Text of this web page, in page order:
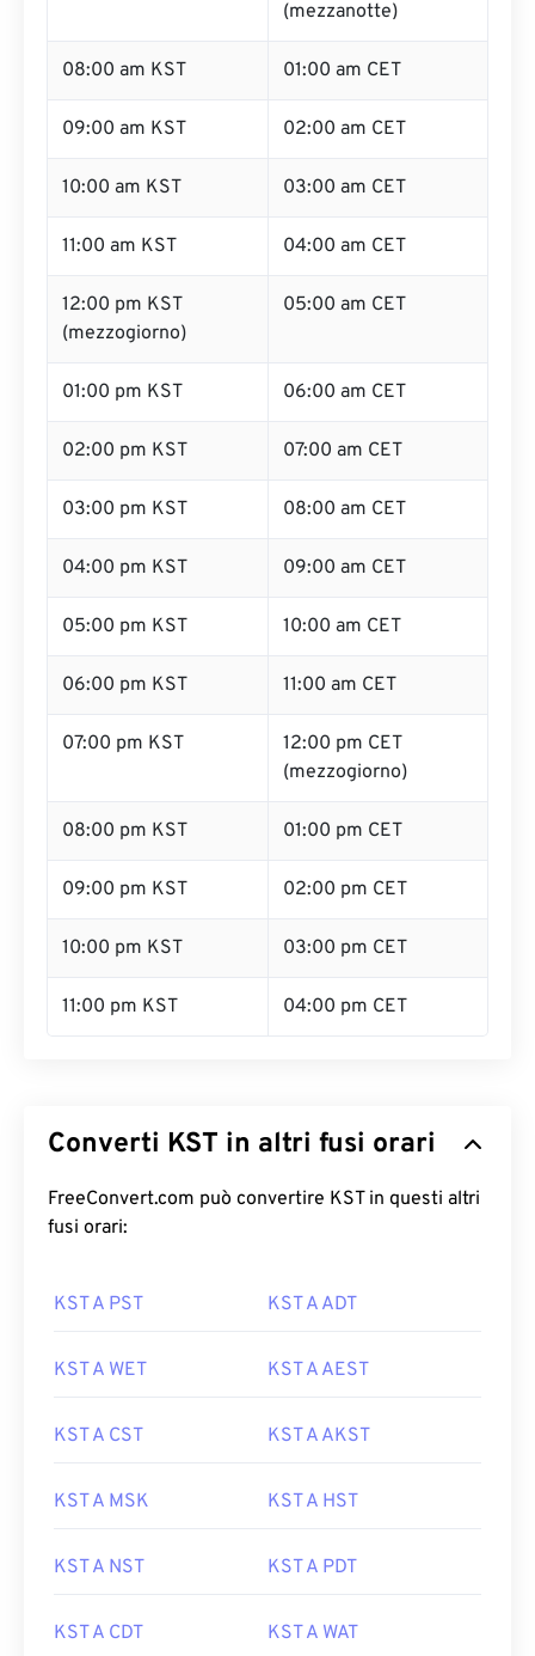
(mezzanotte)
08:00 am KST 01:00 am CET
09:00 am KST 02:00 am CET
10:00 am KST 03:00 am CET
11:00 am KST 04:00 am CET
12:00 pm KST
(mezzogiorno)
05:00 am CET
01:00 pm KST 06:00 am CET
02:00 pm KST 07:00 am CET
03:00 pm KST 08:00 am CET
04:00 pm KST 09:00 am CET
05:00 pm KST 10:00 am CET
06:00 pm KST 11:00 am CET
07:00 pm KST
12:00 pm CET
(mezzogiorno)
08:00 pm KST 01:00 pm CET
09:00 pm KST 02:00 pm CET
10:00 pm KST 03:00 pm CET
11:00 pm KST 04:00 pm CET
Converti KST in altri fusi orari
FreeConvert.com può convertire KST in questi altri
fusi orari:
KST A PST KST A ADT
KST A WET KST A AEST
KST A CST KST A AKST
KST A MSK KST A HST
KST A NST KST A PDT
KST A CDT KST A WAT